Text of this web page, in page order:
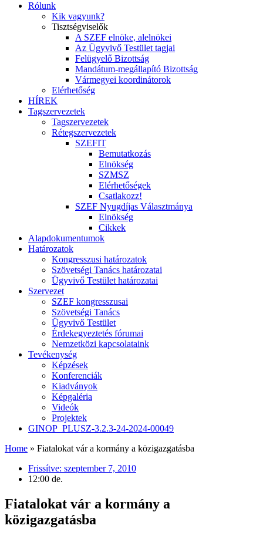
Rólunk
Kik vagyunk?
Tisztségviselők
A SZEF elnöke, alelnökei
Az Ügyvivő Testület tagjai
Felügyelő Bizottság
Mandátum-megállapító Bizottság
Vármegyei koordinátorok
Elérhetőség
HÍREK
Tagszervezetek
Tagszervezetek
Rétegszervezetek
SZEFIT
Bemutatkozás
Elnökség
SZMSZ
Elérhetőségek
Csatlakozz!
SZEF Nyugdíjas Választmánya
Elnökség
Cikkek
Alapdokumentumok
Határozatok
Kongresszusi határozatok
Szövetségi Tanács határozatai
Ügyvivő Testület határozatai
Szervezet
SZEF kongresszusai
Szövetségi Tanács
Ügyvivő Testület
Érdekegyeztetés fórumai
Nemzetközi kapcsolataink
Tevékenység
Képzések
Konferenciák
Kiadványok
Képgaléria
Videók
Projektek
GINOP_PLUSZ-3.2.3-24-2024-00049
Home » Fiatalokat vár a kormány a közigazgatásba
Frissítve: szeptember 7, 2010
12:00 de.
Fiatalokat vár a kormány a
közigazgatásba